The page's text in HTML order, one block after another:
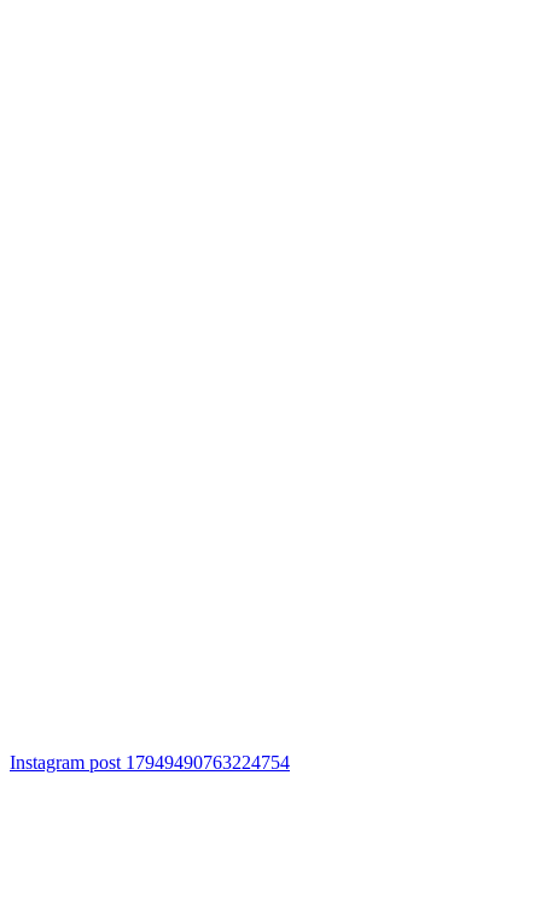
Instagram post 17949490763224754